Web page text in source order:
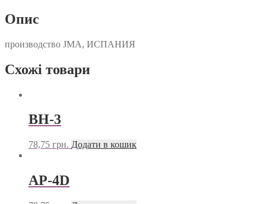
Опис
производство JMA, ИСПАНИЯ
Схожі товари
BH-3
78,75 грн. Додати в кошик
AP-4D